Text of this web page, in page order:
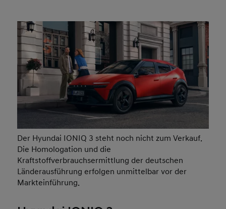
Der Hyundai IONIQ 3 steht noch nicht zum Verkauf.
Die Homologation und die
Kraftstoffverbrauchsermittlung der deutschen
Länderausführung erfolgen unmittelbar vor der
Markteinführung.